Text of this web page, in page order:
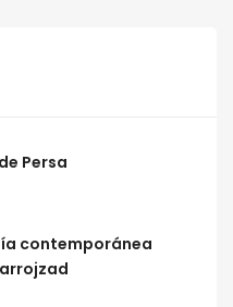
Persa
contemporánea